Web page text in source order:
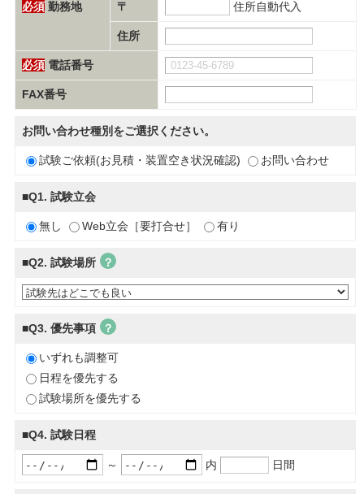
必須勤務地 〒 住所自動代入
住所
必須電話番号
FAX番号
お問い合わせ種別をご選択ください。
試験ご依頼(お見積・装置空き状況確認) お問い合わせ
■Q1. 試験立会
無し Web立会［要打合せ］ 有り
■Q2. 試験場所 ？
■Q3. 優先事項 ？
いずれも調整可
日程を優先する
試験場所を優先する
■Q4. 試験日程
～ 内 日間